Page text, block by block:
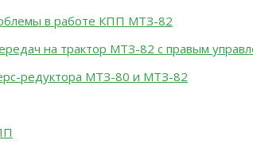
в работе КПП МТЗ-82
на трактор МТЗ-82 с правым
редуктора МТЗ-80 и МТЗ-82